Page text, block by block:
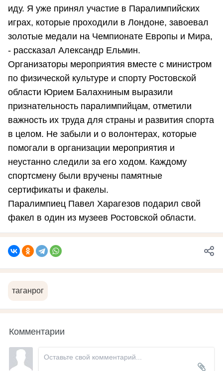
иду. Я уже принял участие в Паралимпийских
играх, которые проходили в Лондоне, завоевал
золотые медали на Чемпионате Европы и Мира,
- рассказал Александр Ельмин.
Организаторы мероприятия вместе с министром
по физической культуре и спорту Ростовской
области Юрием Балахниным выразили
признательность паралимпийцам, отметили
важность их труда для страны и развития спорта
в целом. Не забыли и о волонтерах, которые
помогали в организации мероприятия и
неустанно следили за его ходом. Каждому
спортсмену были вручены памятные
сертификаты и факелы.
Паралимпиец Павел Харагезов подарил свой
факел в один из музеев Ростовской области.
таганрог
Комментарии